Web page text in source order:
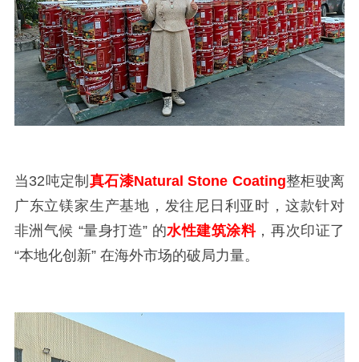
当32吨定制 真石漆Natural Stone Coating整柜驶离
广东立镁家生产基地，发往尼日利亚时，这款针对
非洲气候 “量身打造” 的水性建筑涂料，再次印证了
“本地化创新” 在海外市场的破局力量。